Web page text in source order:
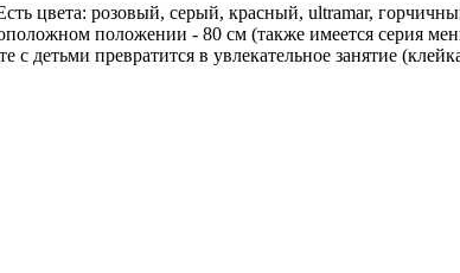
цвета: розовый, серый, красный, ultramar,
положении - 80 см (также имеется серия
детьми превратится в увлекательное занятие